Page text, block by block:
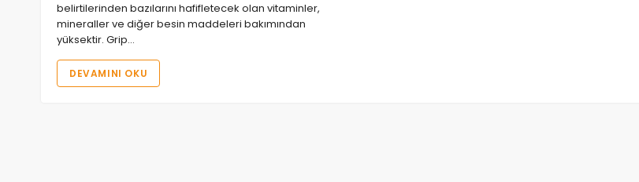
belirtilerinden bazılarını hafifletecek olan vitaminler,
mineraller ve diğer besin maddeleri bakımından
yüksektir. Grip…
DEVAMINI OKU